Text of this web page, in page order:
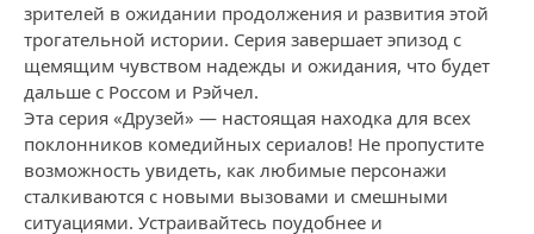
зрителей в ожидании продолжения и развития этой
трогательной истории. Серия завершает эпизод с
щемящим чувством надежды и ожидания, что будет
дальше с Россом и Рэйчел.
Эта серия «Друзей» — настоящая находка для всех
поклонников комедийных сериалов! Не пропустите
возможность увидеть, как любимые персонажи
сталкиваются с новыми вызовами и смешными
ситуациями. Устраивайтесь поудобнее и